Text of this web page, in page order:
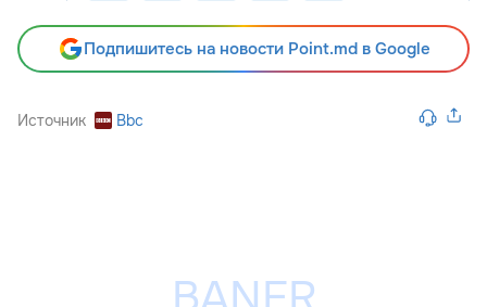
Подпишитесь на новости Point.md в Google
Источник Bbc